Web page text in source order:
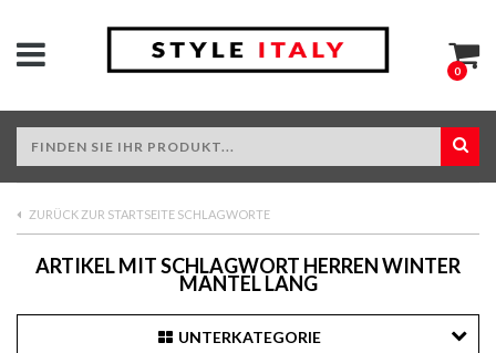
0
ZURÜCK ZUR STARTSEITE SCHLAGWORTE
ARTIKEL MIT SCHLAGWORT HERREN WINTER
MANTEL LANG
UNTERKATEGORIE